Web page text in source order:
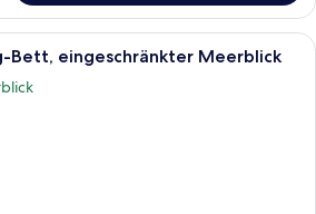
Ein Hotelzimmer mit einem großen
Bett, eingeschränkter Meerblick